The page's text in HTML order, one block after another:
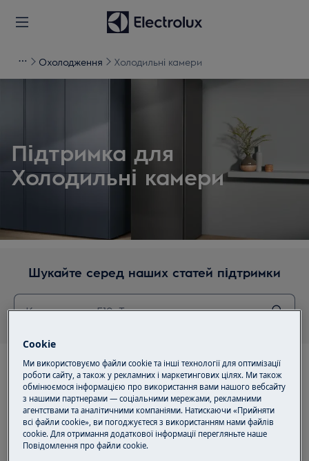
Охолодження Холодильні камери
Підтримка для
Холодильні камери
Шукайте серед наших статей підтримки
Рекомендовані статті
для Холодильні камери
Cookie
Ми використовуємо файли cookie та інші технології для оптимізації
роботи сайту, а також у рекламних і маркетингових цілях. Ми також
обмінюємося інформацією про використання вами нашого вебсайту
з нашими партнерами — соціальними мережами, рекламними
агентствами та аналітичними компаніями. Натискаючи «Прийняти
всі файли cookie», ви погоджуєтеся з використанням нами файлів
cookie. Для отримання додаткової інформації перегляньте наше
Пoвідомлення прo файли cookie.